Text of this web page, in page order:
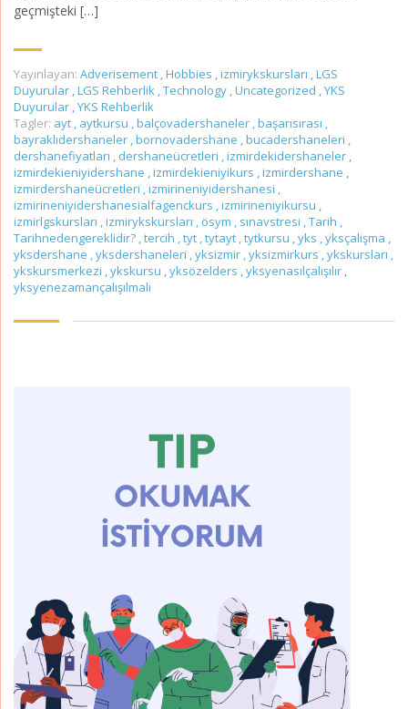
geçmişteki […]
Yayınlayan: Adverisement ,Hobbies ,izmirykskursları ,LGS
Duyurular ,LGS Rehberlik ,Technology ,Uncategorized ,YKS
Duyurular ,YKS Rehberlik
Tagler: ayt , aytkursu ,balçovadershaneler ,başarısırası ,
bayraklıdershaneler ,bornovadershane ,bucadershaneleri ,
dershanefiyatları , dershaneücretleri ,izmirdekidershaneler ,
izmirdekieniyidershane ,izmirdekieniyikurs ,izmirdershane ,
izmirdershaneücretleri ,izmirineniyidershanesi ,
izmirineniyidershanesialfagenckurs ,izmirineniyikursu ,
izmirlgskursları ,izmirykskursları , ösym , sınavstresi ,Tarih ,
Tarihnedengereklidir? ,tercih ,tyt ,tytayt ,tytkursu ,yks ,yksçalışma ,
yksdershane ,yksdershaneleri ,yksizmir ,yksizmirkurs ,ykskursları ,
ykskursmerkezi ,ykskursu ,yksözelders ,yksyenasılçalışılır ,
yksyenezamançalışılmalı